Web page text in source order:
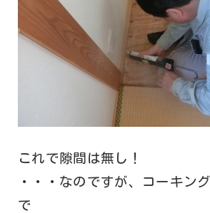
これで隙間は無し！
・・・なのですが、コーキン
で